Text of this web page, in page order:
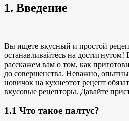
1. Введение
Вы ищете вкусный и простой
останавливайтесь на достигнутом!
расскажем вам о том, как
до совершенства. Неважно,
новичок на кухнеэтот рецепт
вкусовые рецепторы. Давайте
1.1 Что такое палтус?